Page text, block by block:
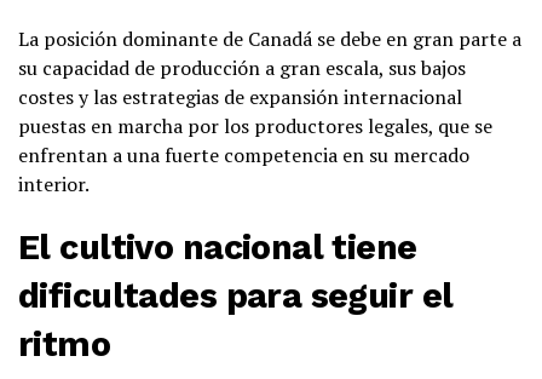
La posición dominante de Canadá se debe en gran parte a
su capacidad de producción a gran escala, sus bajos
costes y las estrategias de expansión internacional
puestas en marcha por los productores legales, que se
enfrentan a una fuerte competencia en su mercado
interior.
El cultivo nacional tiene
dificultades para seguir el
ritmo